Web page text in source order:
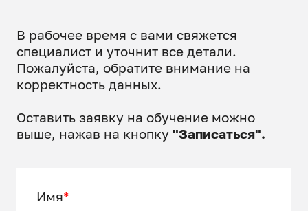
В рабочее время с вами свяжется
специалист и уточнит все детали.
Пожалуйста, обратите внимание на
корректность данных.
Оставить заявку на обучение можно
выше, нажав на кнопку "Записаться".
Имя*